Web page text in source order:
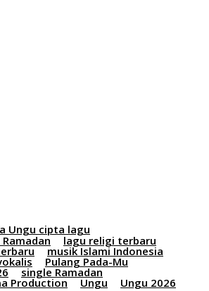
Ungu cipta lagu
lagu religi terbaru
musik Islami Indonesia
Pulang Pada-Mu
single Ramadan
Production Ungu Ungu 2026